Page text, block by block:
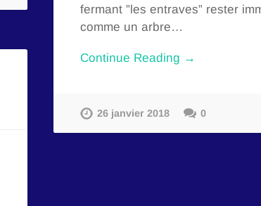
fermant ”les entraves” rester
comme un arbre…
Continue Reading →
26 janvier 2018 0